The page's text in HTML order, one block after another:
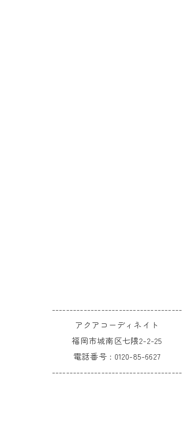
-------------------------------------
アクアコーディネイト
福岡市城南区七隈2-2-25
電話番号 : 0120-85-6627
-------------------------------------